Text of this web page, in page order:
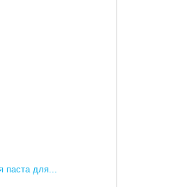
паста для...